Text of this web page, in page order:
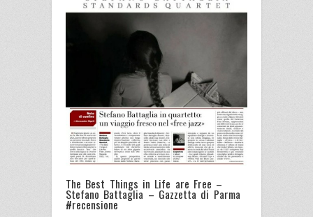
The Best Things in Life are Free –
Stefano Battaglia – Gazzetta di Parma
#recensione